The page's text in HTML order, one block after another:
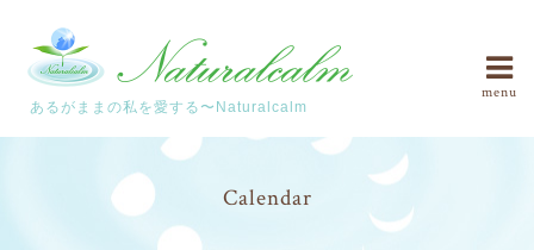
あるがままの私を愛する〜Naturalcalm
menu
Calendar